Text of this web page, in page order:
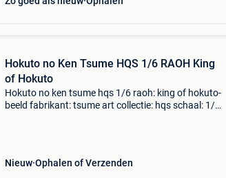
Hokuto no Ken Tsume HQS 1/6 RAOH King
of Hokuto
Hokuto no ken tsume hqs 1/6 raoh: king of hokuto-
beeld fabrikant: tsume art collectie: hqs schaal: 1/6
Nieuw Ophalen of Verzenden